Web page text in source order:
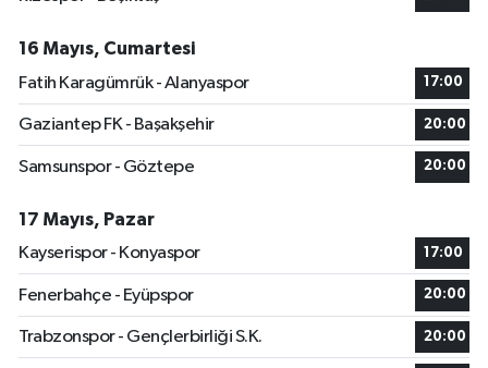
16 Mayıs, Cumartesi
Fatih Karagümrük - Alanyaspor
17:00
Gaziantep FK - Başakşehir 20:00
Samsunspor - Göztepe 20:00
17 Mayıs, Pazar
Kayserispor - Konyaspor
17:00
Fenerbahçe - Eyüpspor 20:00
Trabzonspor - Gençlerbirliği S.K. 20:00